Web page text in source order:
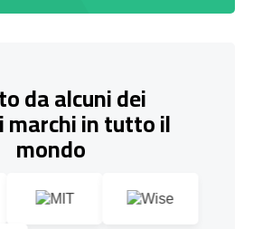
da alcuni dei
marchi in tutto il
mondo